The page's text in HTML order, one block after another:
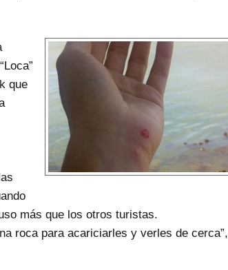
que
más que los otros turistas.
roca para acariciarles y verles de cerca”,